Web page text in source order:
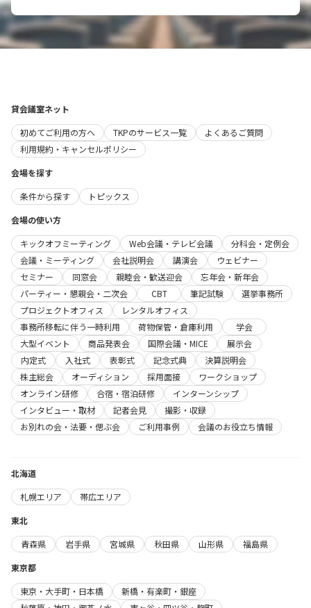
貸会議室ネット
初めてご利用の方へ
TKPのサービス一覧
よくあるご質問
利用規約・キャンセルポリシー
会場を探す
条件から探す
トピックス
会場の使い方
キックオフミーティング
Web会議・テレビ会議
分科会・定例会
会議・ミーティング
会社説明会 講演会
ウェビナー
セミナー
同窓会 親睦会・歓送迎会
忘年会・新年会
パーティー・懇親会・二次会
CBT 筆記試験
選挙事務所
プロジェクトオフィス
レンタルオフィス
事務所移転に伴う一時利用
荷物保管・倉庫利用
学会
大型イベント
商品発表会 国際会議・MICE
展示会
内定式
入社式 表彰式 記念式典
決算説明会
株主総会
オーディション 採用面接
ワークショップ
オンライン研修
合宿・宿泊研修
インターンシップ
インタビュー・取材
記者会見
撮影・収録
お別れの会・法要・偲ぶ会
ご利用事例 会議のお役立ち情報
北海道
札幌エリア
帯広エリア
東北
青森県
岩手県 宮城県 秋田県 山形県
福島県
東京都
東京・大手町・日本橋
新橋・有楽町・銀座